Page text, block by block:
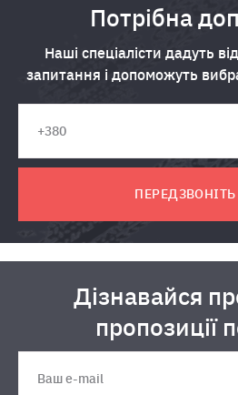
Потрібна
Наші спеціалісти дадуть
запитання і допоможуть
ПЕРЕДЗВОНІТЬ
Дізнавайся
пропозиції